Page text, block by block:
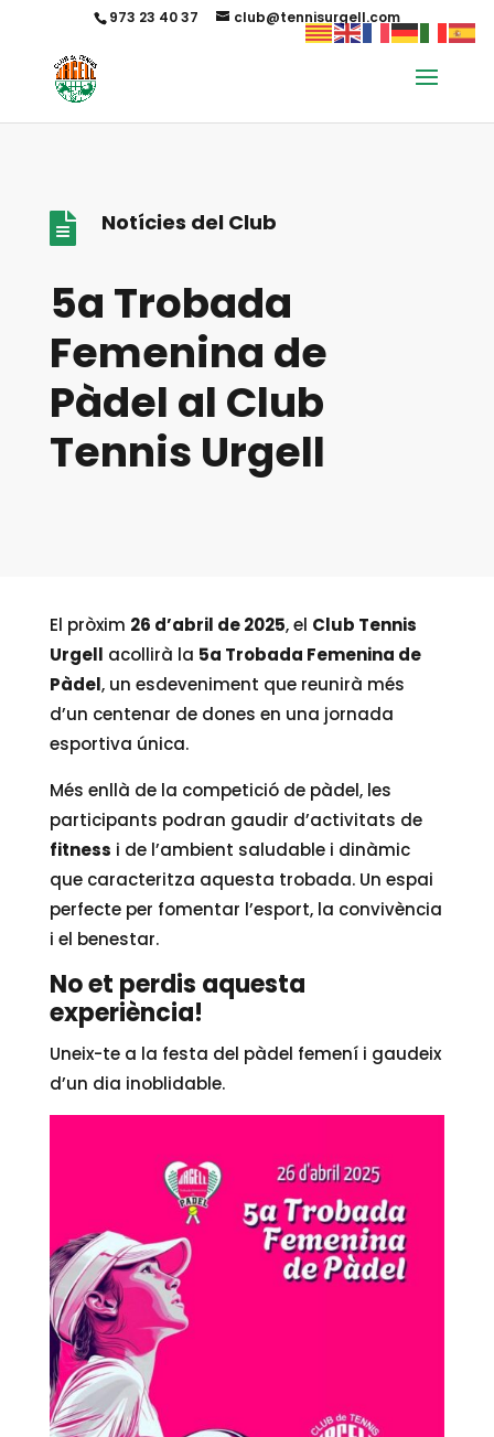
973 23 40 37 club@tennisurgell.com
 Notícies del Club
5a Trobada
Femenina de
Pàdel al Club
Tennis Urgell
El pròxim 26 d’abril de 2025, el Club Tennis
Urgell acollirà la 5a Trobada Femenina de
Pàdel, un esdeveniment que reunirà més
d’un centenar de dones en una jornada
esportiva única.
Més enllà de la competició de pàdel, les
participants podran gaudir d’activitats de
fitness i de l’ambient saludable i dinàmic
que caracteritza aquesta trobada. Un espai
perfecte per fomentar l’esport, la convivència
i el benestar.
No et perdis aquesta
experiència!
Uneix-te a la festa del pàdel femení i gaudeix
d’un dia inoblidable.